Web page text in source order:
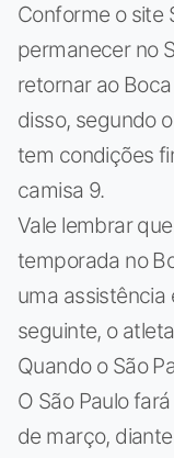
Conforme o site
permanecer no
retornar ao
disso, segundo
tem condições
camisa 9.
Vale lembrar
temporada no
uma
seguinte, o
Quando o São
O São Paulo
de março,